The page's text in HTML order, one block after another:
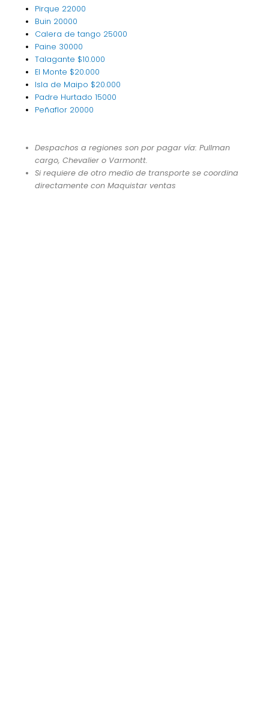
Pirque 22000
Buin 20000
Calera de tango 25000
Paine 30000
Talagante $10.000
El Monte $20.000
Isla de Maipo $20.000
Padre Hurtado15000
Peñaflor 20000
Despachos a regiones son por pagar vía: Pullman
cargo, Chevalier o Varmontt.
Si requiere de otro medio de transporte se coordina
directamente con Maquistar ventas